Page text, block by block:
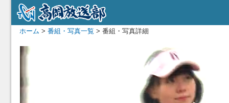
ホーム > 番組・写真一覧 > 番組・写真詳細